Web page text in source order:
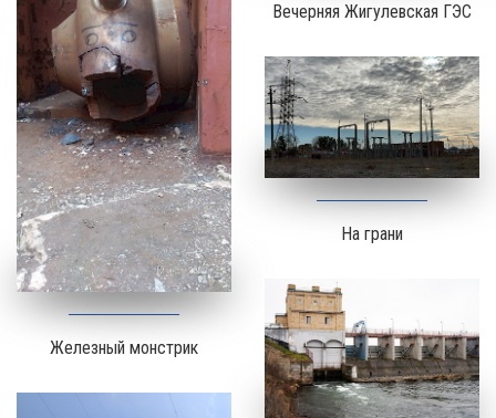
Вечерняя Жигулевская ГЭС
Железный монстрик
На грани